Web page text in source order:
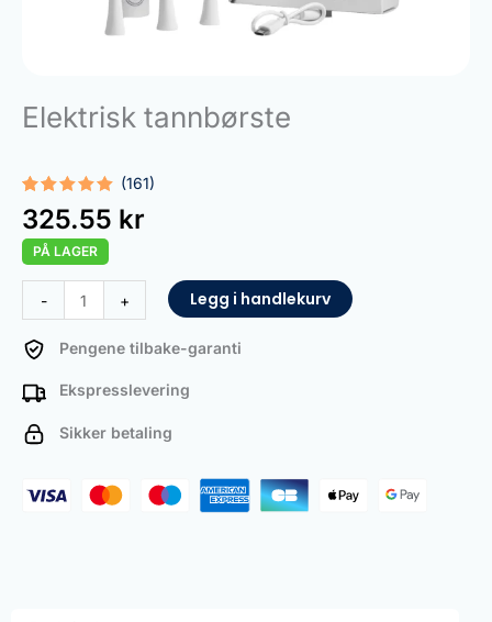
Elektrisk tannbørste
Vurdert
5.00av 5
basert på
161
kundevurderinger
(161)
325.55 kr
PÅ LAGER
-
Toothbrush
antall
+ Legg i handlekurv
Pengene tilbake-garanti
Ekspresslevering
Sikker betaling